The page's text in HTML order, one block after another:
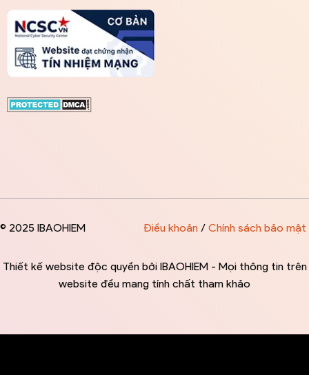
© 2025 IBAOHIEM
Thiết kế website độc quyền bởi IBAOHIEM - Mọi thông tin trên
website đều mang tính chất tham khảo
Điều khoản/ Chính sách bảo mật